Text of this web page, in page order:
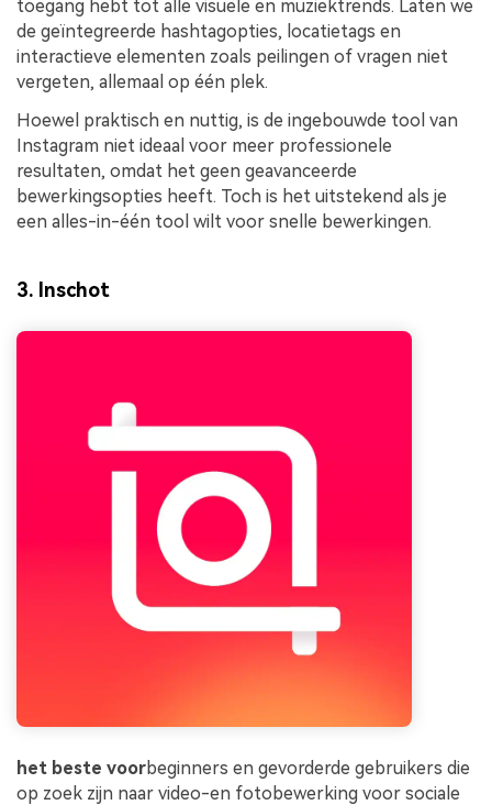
toegang hebt tot alle visuele en muziektrends. Laten we
de geïntegreerde hashtagopties, locatietags en
interactieve elementen zoals peilingen of vragen niet
vergeten, allemaal op één plek.
Hoewel praktisch en nuttig, is de ingebouwde tool van
Instagram niet ideaal voor meer professionele
resultaten, omdat het geen geavanceerde
bewerkingsopties heeft. Toch is het uitstekend als je
een alles-in-één tool wilt voor snelle bewerkingen.
3. Inschot
het beste voorbeginners en gevorderde gebruikers die
op zoek zijn naar video-en fotobewerking voor sociale